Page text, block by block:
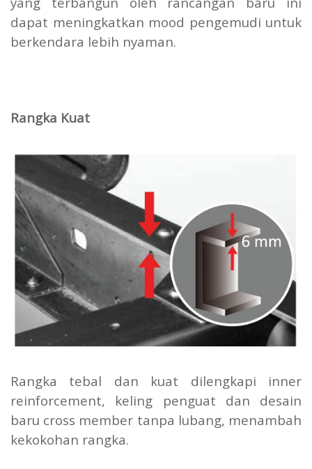
dapat meningkatkan mood pengemudi untuk
berkendara lebih nyaman.
Rangka Kuat
Rangka tebal dan kuat dilengkapi inner
reinforcement, keling penguat dan desain
baru cross member tanpa lubang, menambah
kekokohan rangka.